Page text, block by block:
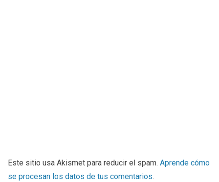
Este sitio usa Akismet para reducir el spam. Aprende cómo
se procesan los datos de tus comentarios.